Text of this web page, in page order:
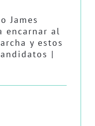
James
encarnar al
y estos
|